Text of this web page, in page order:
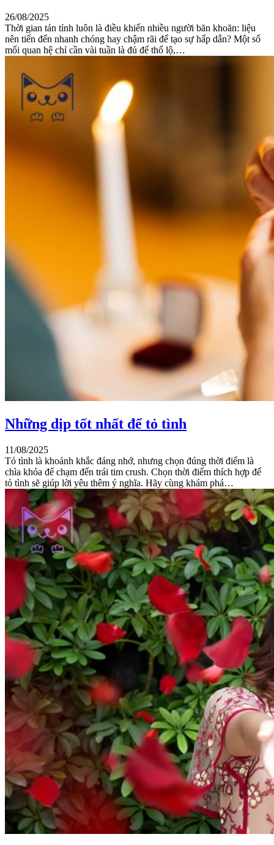
26/08/2025
Thời gian tán tỉnh luôn là điều khiến nhiều người băn khoăn: liệu
nên tiến đến nhanh chóng hay chậm rãi để tạo sự hấp dẫn? Một số
mối quan hệ chỉ cần vài tuần là đủ để thổ lộ,…
Những dịp tốt nhất để tỏ tình
11/08/2025
Tỏ tình là khoảnh khắc đáng nhớ, nhưng chọn đúng thời điểm là
chìa khóa để chạm đến trái tim crush. Chọn thời điểm thích hợp để
tỏ tình sẽ giúp lời yêu thêm ý nghĩa. Hãy cùng khám phá…